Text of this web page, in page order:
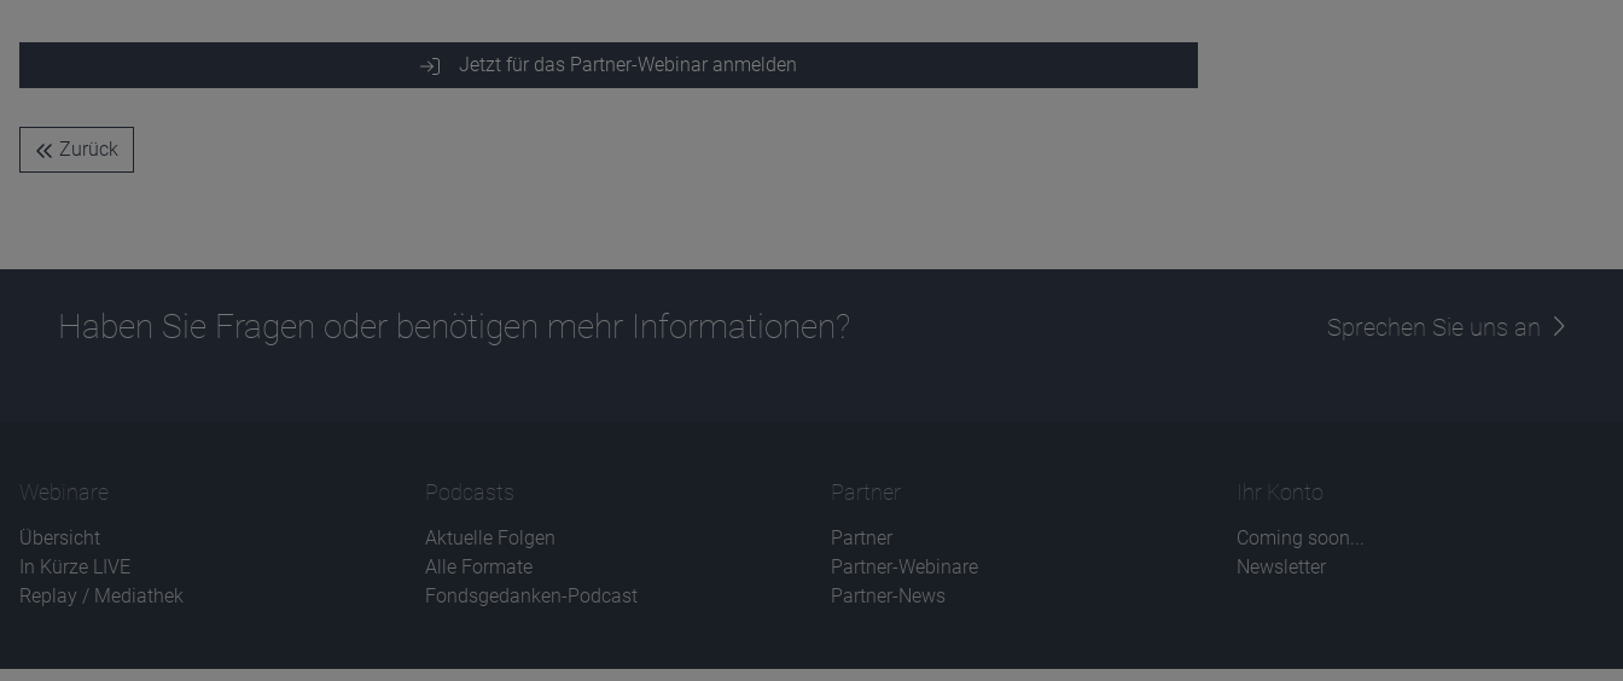
Jetzt für das Partner-Webinar anmelden
Zurück
Haben Sie Fragen oder benötigen mehr Informationen? Sprechen Sie uns an
Webinare
Übersicht
In Kürze LIVE
Replay / Mediathek
Podcasts
Aktuelle Folgen
Alle Formate
Fondsgedanken-Podcast
Partner
Partner
Partner-Webinare
Partner-News
Ihr Konto
Coming soon...
Newsletter
Anbieter
D&C
Ablauf
1 Jahr